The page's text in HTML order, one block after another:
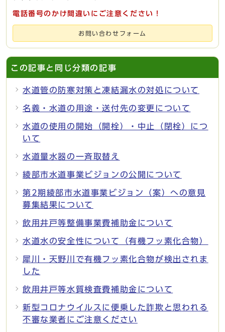
電話番号のかけ間違いにご注意ください！
お問い合わせフォーム
この記事と同じ分類の記事
水道管の防寒対策と凍結漏水の対処について
名義・水道の用途・送付先の変更について
水道の使用の開始（開栓）・中止（閉栓）につ
いて
水道量水器の一斉取替え
綾部市水道事業ビジョンの公開について
第2期綾部市水道事業ビジョン（案）への意見
募集結果について
飲用井戸等整備事業費補助金について
水道水の安全性について（有機フッ素化合物）
犀川・天野川で有機フッ素化合物が検出されま
した
飲用井戸等水質検査費補助金について
新型コロナウイルスに便乗した詐欺と思われる
不審な業者にご注意ください